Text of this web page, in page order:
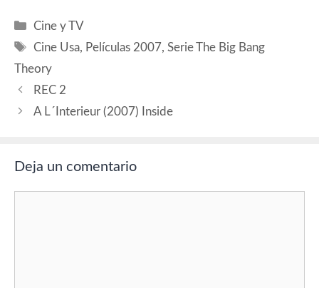
montar en otra dimensión,
pero ya no sería la misma
Categorías
Cine y TV
Etiquetas
Cine Usa, Películas 2007,Serie The Big Bang
Theory
REC 2
A L´Interieur (2007) Inside
Deja un comentario